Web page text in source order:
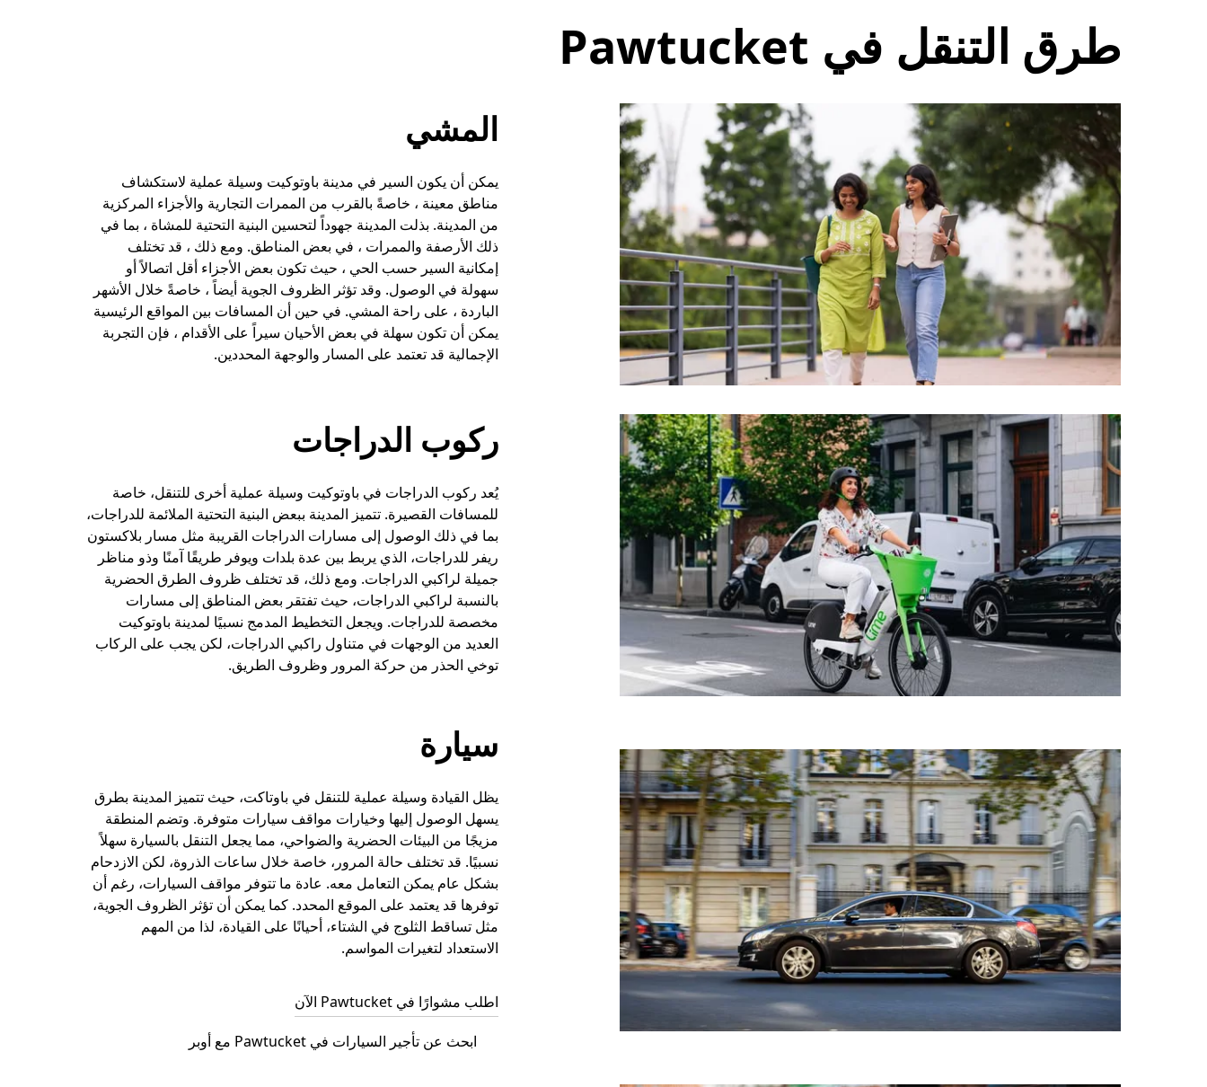
التاريخ.
زر
الخروج
لإغلاق
التقويم.
طرق التنقل في Pawtucket
المشي
يمكن أن يكون السير في مدينة باوتوكيت وسيلة عملية لاستكشاف
مناطق معينة ، خاصةً بالقرب من الممرات التجارية والأجزاء المركزية
من المدينة. بذلت المدينة جهوداً لتحسين البنية التحتية للمشاة ، بما في
ذلك الأرصفة والممرات ، في بعض المناطق. ومع ذلك ، قد تختلف
إمكانية السير حسب الحي ، حيث تكون بعض الأجزاء أقل اتصالاً أو
سهولة في الوصول. وقد تؤثر الظروف الجوية أيضاً ، خاصةً خلال الأشهر
الباردة ، على راحة المشي. في حين أن المسافات بين المواقع الرئيسية
يمكن أن تكون سهلة في بعض الأحيان سيراً على الأقدام ، فإن التجربة
الإجمالية قد تعتمد على المسار والوجهة المحددين.
ركوب الدراجات
يُعد ركوب الدراجات في باوتوكيت وسيلة عملية أخرى للتنقل، خاصة
للمسافات القصيرة. تتميز المدينة ببعض البنية التحتية الملائمة للدراجات،
بما في ذلك الوصول إلى مسارات الدراجات القريبة مثل مسار بلاكستون
ريفر للدراجات، الذي يربط بين عدة بلدات ويوفر طريقًا آمنًا وذو مناظر
جميلة لراكبي الدراجات. ومع ذلك، قد تختلف ظروف الطرق الحضرية
بالنسبة لراكبي الدراجات، حيث تفتقر بعض المناطق إلى مسارات
مخصصة للدراجات. ويجعل التخطيط المدمج نسبيًا لمدينة باوتوكيت
العديد من الوجهات في متناول راكبي الدراجات، لكن يجب على الركاب
توخي الحذر من حركة المرور وظروف الطريق.
سيارة
يظل القيادة وسيلة عملية للتنقل في باوتاكت، حيث تتميز المدينة بطرق
يسهل الوصول إليها وخيارات مواقف سيارات متوفرة. وتضم المنطقة
مزيجًا من البيئات الحضرية والضواحي، مما يجعل التنقل بالسيارة سهلاً
نسبيًا. قد تختلف حالة المرور، خاصة خلال ساعات الذروة، لكن الازدحام
بشكل عام يمكن التعامل معه. عادة ما تتوفر مواقف السيارات، رغم أن
توفرها قد يعتمد على الموقع المحدد. كما يمكن أن تؤثر الظروف الجوية،
مثل تساقط الثلوج في الشتاء، أحيانًا على القيادة، لذا من المهم
الاستعداد لتغيرات المواسم.
اطلب مشوارًا في Pawtucket الآن
ابحث عن تأجير السيارات في Pawtucket مع أوبر